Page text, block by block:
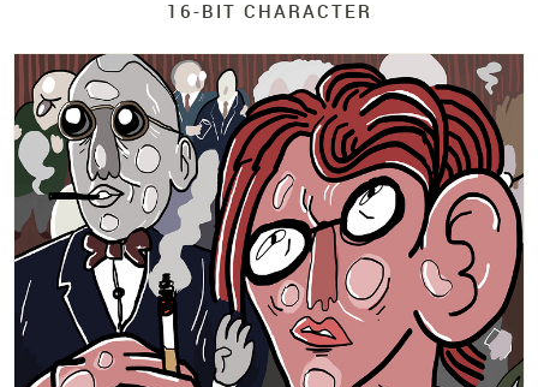
16-BIT CHARACTER